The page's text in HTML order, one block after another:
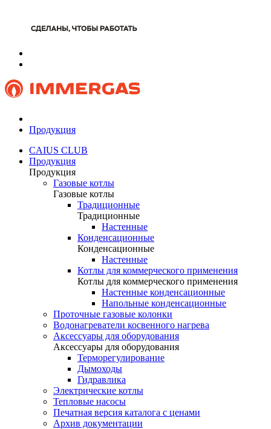
Продукция
CAIUS CLUB
Продукция
Продукция
Газовые котлы
Газовые котлы
Традиционные
Традиционные
Настенные
Конденсационные
Конденсационные
Настенные
Котлы для коммерческого применения
Котлы для коммерческого применения
Настенные конденсационные
Напольные конденсационные
Проточные газовые колонки
Водонагреватели косвенного нагрева
Аксессуары для оборудования
Аксессуары для оборудования
Терморегулирование
Дымоходы
Гидравлика
Электрические котлы
Тепловые насосы
Печатная версия каталога с ценами
Архив документации